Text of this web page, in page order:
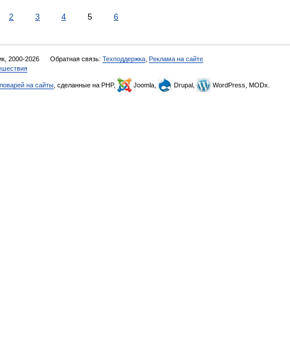
2 3 4 5 6
2000-2026 Обратная связь: Техподдержка Реклама на сайте
на сайты , сделанные на PHP, Joomla, Drupal, WordPress, MODx.